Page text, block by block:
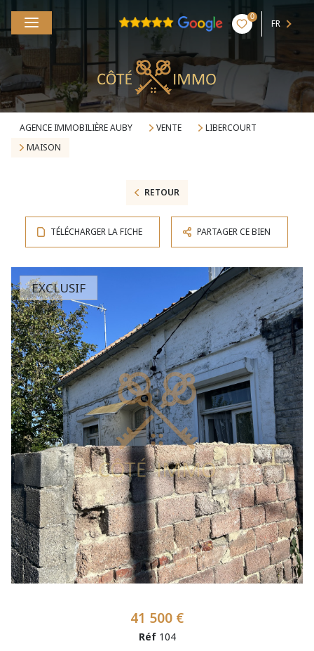
0
FR
AGENCE IMMOBILIÈRE AUBY VENTE
LIBERCOURT
MAISON
RETOUR
TÉLÉCHARGER LA FICHE PARTAGER CE BIEN
EXCLUSIF
41 500 €
Réf 104